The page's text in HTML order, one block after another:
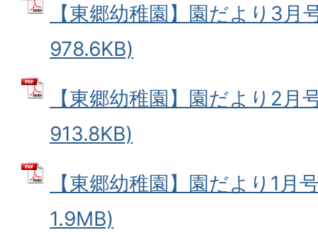
【東郷幼稚園】園だより3月
978.6KB)
【東郷幼稚園】園だより2月
913.8KB)
【東郷幼稚園】園だより1月
1.9MB)